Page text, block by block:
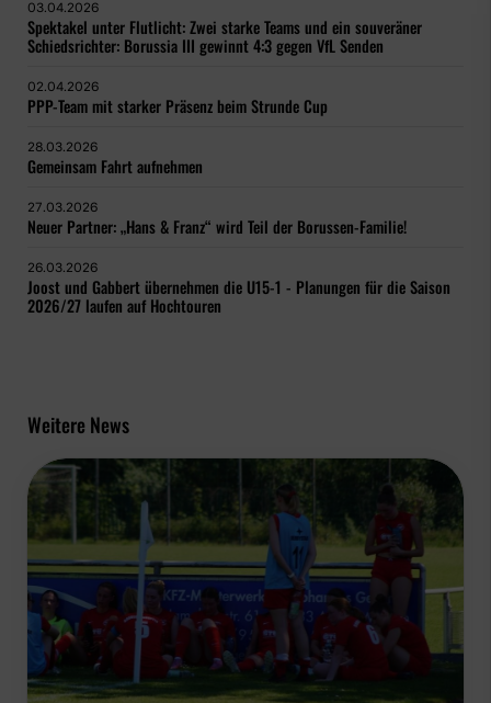
03.04.2026
Spektakel unter Flutlicht: Zwei starke Teams und ein souveräner
Schiedsrichter: Borussia III gewinnt 4:3 gegen VfL Senden
02.04.2026
PPP-Team mit starker Präsenz beim Strunde Cup
28.03.2026
Gemeinsam Fahrt aufnehmen
27.03.2026
Neuer Partner: „Hans & Franz“ wird Teil der Borussen-Familie!
26.03.2026
Joost und Gabbert übernehmen die U15-1 - Planungen für die Saison
2026/27 laufen auf Hochtouren
Weitere News